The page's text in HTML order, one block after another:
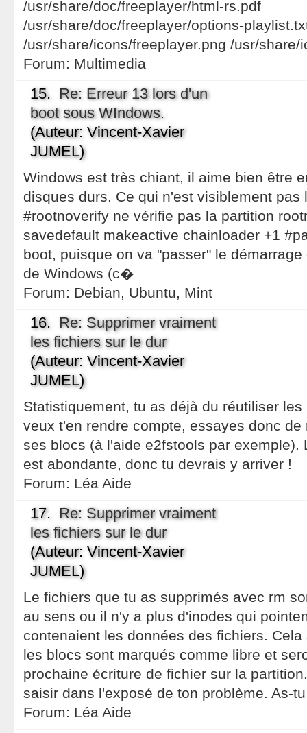
/usr/share/doc/freeplayer/html-rs.pdf
/usr/share/doc/freeplayer/options-
/usr/share/icons/freeplayer.png /usr/share/
Forum: Multimedia
15. Re: Erreur 13 lors d'un
boot sous WIndows.
(Auteur: Vincent-Xavier
JUMEL)
Windows est très chiant, il aime bien être
disques durs. Ce qui n'est visiblement pas
#rootnoverify ne vérifie pas la partition
savedefault makeactive chainloader +1
boot, puisque on va "passer" le
de Windows (c�
Forum: Debian, Ubuntu, Mint
16. Re: Supprimer vraiment
les fichiers sur le dur
(Auteur: Vincent-Xavier
JUMEL)
Statistiquement, tu as déjà du réutiliser
veux t'en rendre compte, essayes donc
ses blocs (à l'aide e2fstools par exemple).
est abondante, donc tu devrais y arriver !
Forum: Léa Aide
17. Re: Supprimer vraiment
les fichiers sur le dur
(Auteur: Vincent-Xavier
JUMEL)
Le fichiers que tu as supprimés avec rm
au sens ou il n'y a plus d'inodes qui
contenaient les données des fichiers.
les blocs sont marqués comme libre et
prochaine écriture de fichier sur la
saisir dans l'exposé de ton problème. As-
Forum: Léa Aide